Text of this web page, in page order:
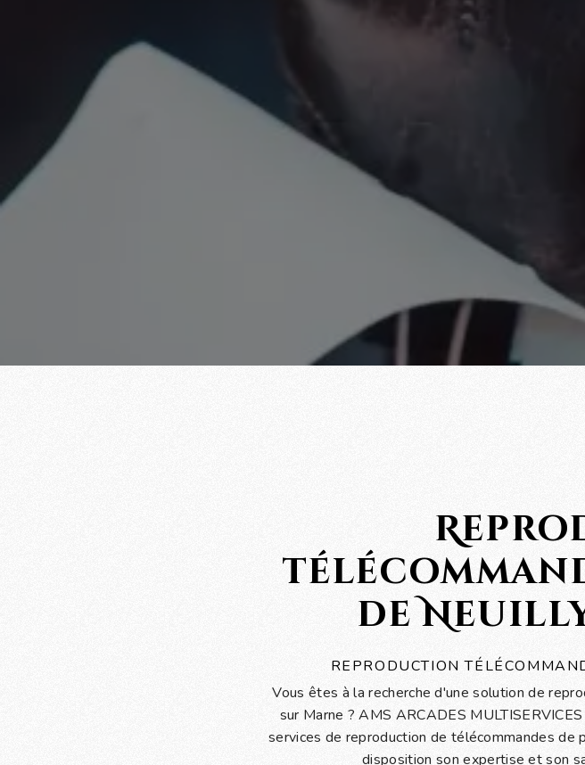
de
REPRODUCTION
Vous êtes à la recherche d'une solution de
sur Marne ? AMS ARCADES
services de reproduction de télécommandes de
disposition son expertise et son